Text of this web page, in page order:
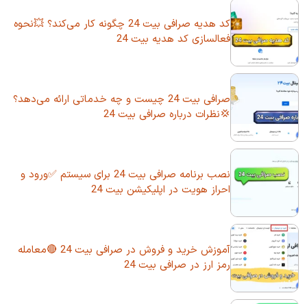
کد هدیه صرافی بیت 24 چگونه کار می‌کند؟ 💥نحوه
فعالسازی کد هدیه بیت 24
صرافی بیت 24 چیست و چه خدماتی ارائه می‌دهد؟
💢نظرات درباره صرافی بیت 24
نصب برنامه صرافی بیت 24 برای سیستم ✅ورود و
احراز هویت در اپلیکیشن بیت 24
آموزش خرید و فروش در صرافی بیت 24 🔴معامله
رمز ارز در صرافی بیت 24